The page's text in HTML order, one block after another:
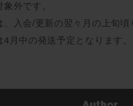
外です。
入会/更新の翌々月の上旬頃
4月中の発送予定となります